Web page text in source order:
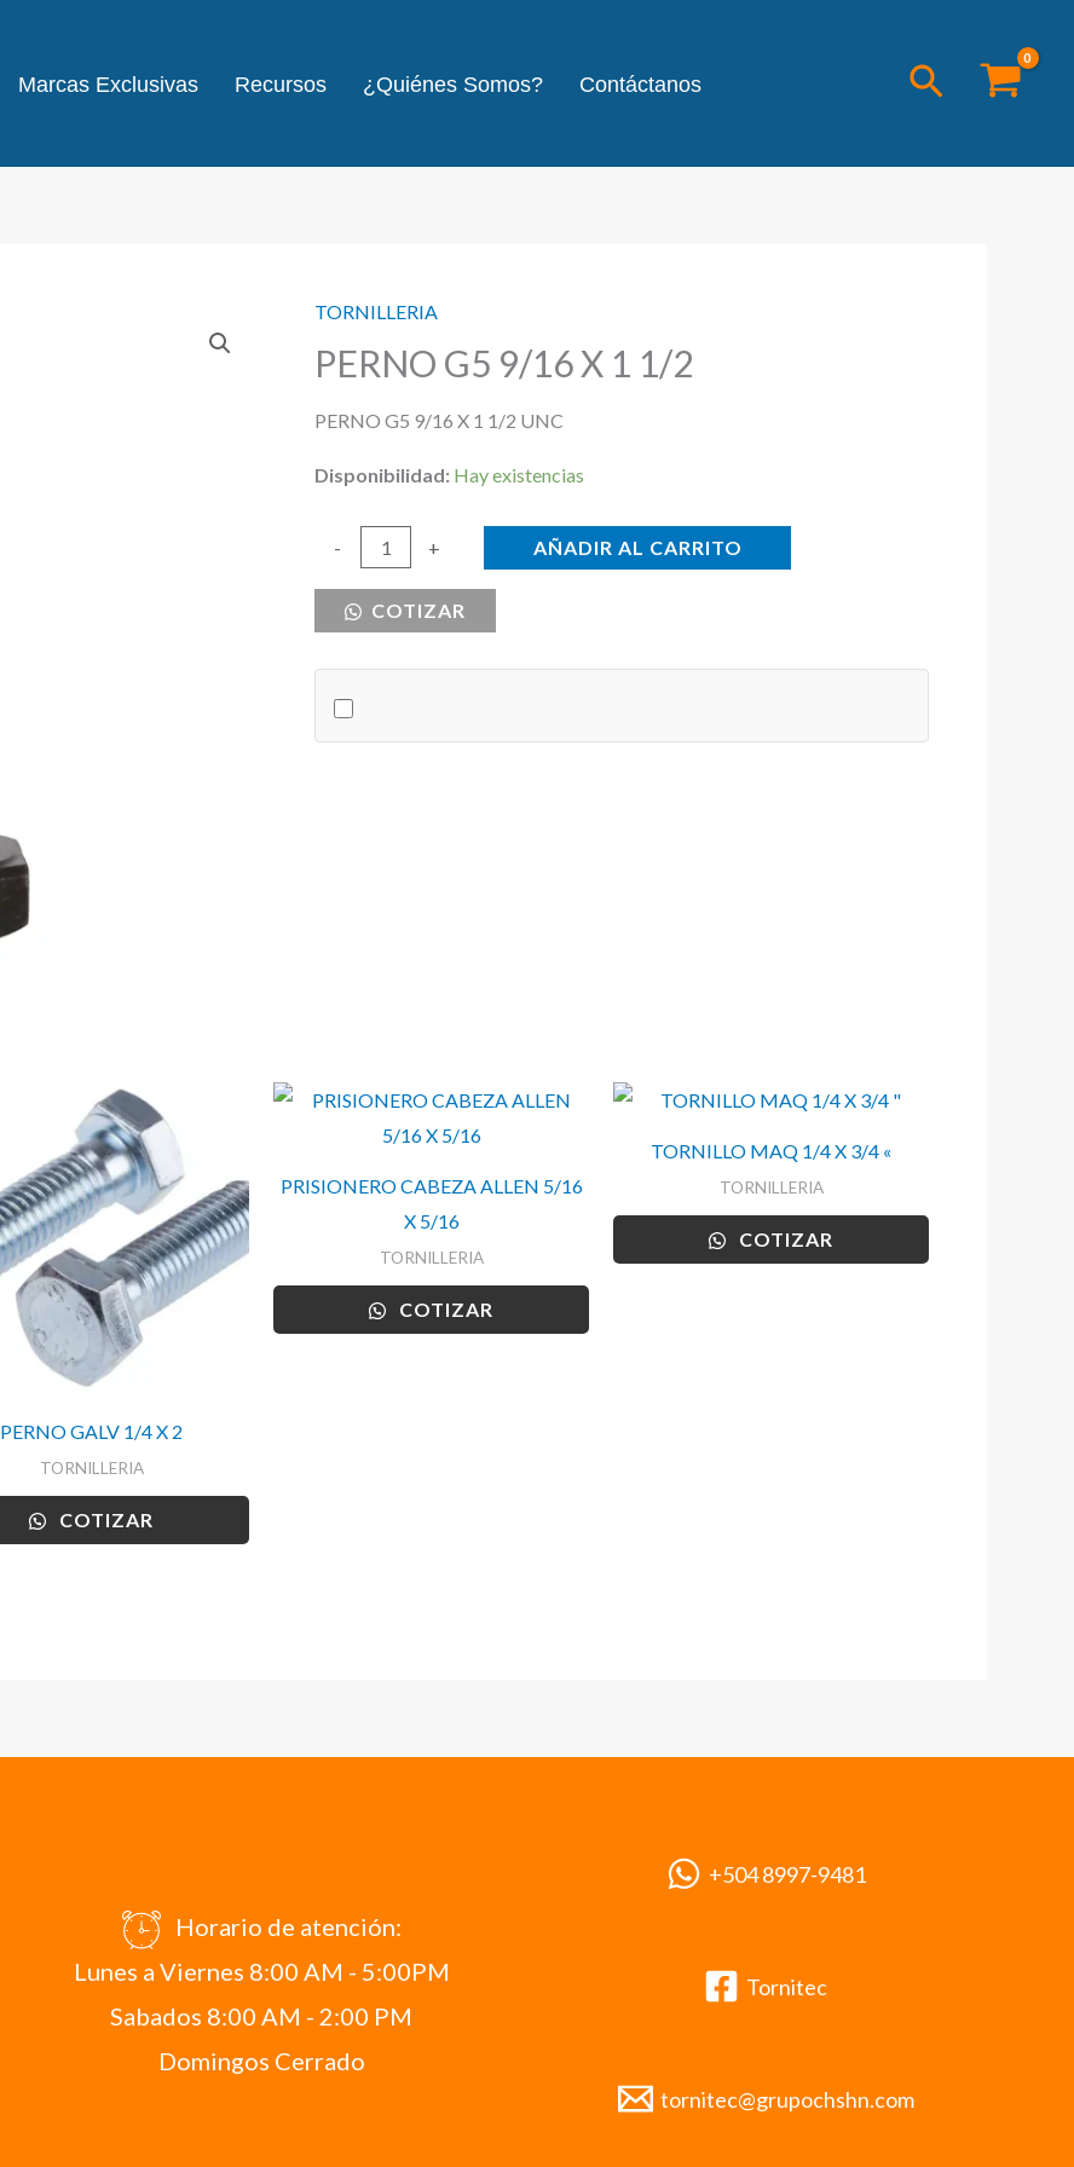
Marcas Exclusivas Recursos ¿Quiénes Somos? Contáctanos Buscar
TORNILLERIA
PERNO G5 9/16 X 1 1/2
PERNO G5 9/16 X 1 1/2 UNC
Disponibilidad: Hay existencias
-
9/16
1/2
+ AÑADIR AL CARRITO
COTIZAR
PERNO GALV 1/4 X 2
TORNILLERIA
COTIZAR
PRISIONERO CABEZA ALLEN 5/16
X 5/16
TORNILLERIA
COTIZAR
TORNILLO MAQ 1/4 X 3/4 «
TORNILLERIA
COTIZAR
Horario de atención:
Lunes a Viernes 8:00 AM - 5:00PM
Sabados 8:00 AM - 2:00 PM
Domingos Cerrado
+504 8997-9481
Tornitec
tornitec@grupochshn.com